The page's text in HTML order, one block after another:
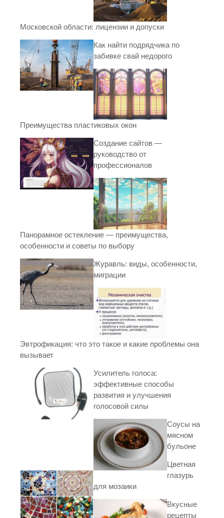
Московской области: лицензии и допуски
Как найти подрядчика по
забивке свай недорого
Преимущества пластиковых окон
Создание сайтов —
руководство от
профессионалов
Панорамное остекление — преимущества,
особенности и советы по выбору
Журавль: виды, особенности,
миграции
Эвтрофикация: что это такое и какие проблемы она
вызывает
Усилитель голоса:
эффективные способы
развития и улучшения
голосовой силы
Соусы на
мясном
бульоне
Цветная
глазурь
для мозаики
Вкусные
рецепты